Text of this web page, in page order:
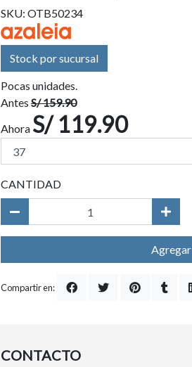
SKU: OTB50234
Stock por sucursal
Pocas unidades.
Antes S/ 159.90
Ahora S/ 119.90
CANTIDAD
Compartir en:
CONTACTO